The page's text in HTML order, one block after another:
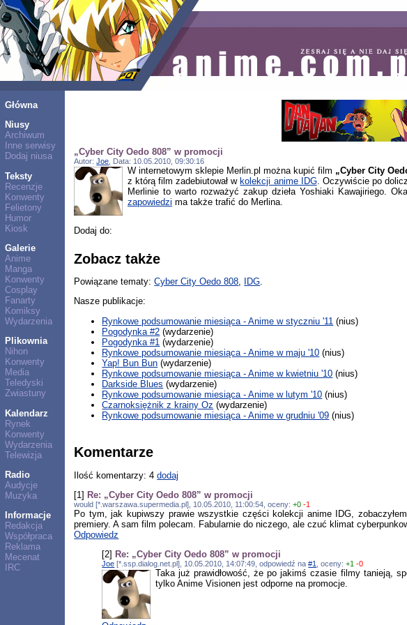
Główna
Niusy
Archiwum
Inne serwisy
Dodaj niusa
Teksty
Recenzje
Konwenty
Felietony
Humor
Kiosk
Galerie
Anime
Manga
Konwenty
Cosplay
Fanarty
Komiksy
Wydarzenia
Plikownia
Nihon
Konwenty
Media
Teledyski
Zwiastuny
Kalendarz
Rynek
Konwenty
Wydarzenia
Telewizja
Radio
Audycje
Muzyka
Informacje
Redakcja
Współpraca
Reklama
Mecenat
IRC
„Cyber City Oedo 808” w promocji
Autor:Joe , Data: 10.05.2010, 09:30:16
W internetowym sklepie Merlin.pl można kupić film „Cyber City
z którą film zadebiutował wkolekcji anime IDG. Oczywiście po
Merlinie to warto rozważyć zakup dzieła Yoshiaki Kawajiriego.
zapowiedzi ma także trafić do Merlina.
Dodaj do:
Zobacz także
Powiązane tematy:Cyber City Oedo 808 IDG
Nasze publikacje:
Rynkowe podsumowanie miesiąca - Anime w styczniu '11 (nius)
Pogodynka #2 (wydarzenie)
Pogodynka #1 (wydarzenie)
Rynkowe podsumowanie miesiąca - Anime w maju '10 (nius)
Yap! Bun Bun (wydarzenie)
Rynkowe podsumowanie miesiąca - Anime w kwietniu '10 (nius)
Darkside Blues (wydarzenie)
Rynkowe podsumowanie miesiąca - Anime w lutym '10 (nius)
Czarnoksiężnik z krainy Oz (wydarzenie)
Rynkowe podsumowanie miesiąca - Anime w grudniu '09 (nius)
Komentarze
Ilość komentarzy: 4dodaj
[1] Re: „Cyber City Oedo 808” w promocji
would [*.warszawa.supermedia.pl], 10.05.2010, 11:00:54, oceny:+0 -1
Po tym, jak kupiwszy prawie wszystkie części kolekcji anime IDG,
premiery. A sam film polecam. Fabularnie do niczego, ale czuć klimat
Odpowiedz
[2] Re: „Cyber City Oedo 808” w promocji
Joe [*.ssp.dialog.net.pl], 10.05.2010, 14:07:49, odpowiedź na#1 , oceny:+1 -0
Taka już prawidłowość, że po jakimś czasie filmy tanieją,
tylko Anime Visionen jest odporne na promocje.